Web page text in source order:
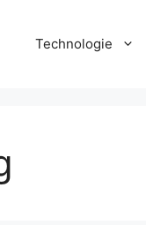
Technologie